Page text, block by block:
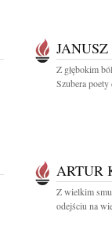
Z głębokim
Szubera poety
ARTUR
Z wielkim
odejściu na